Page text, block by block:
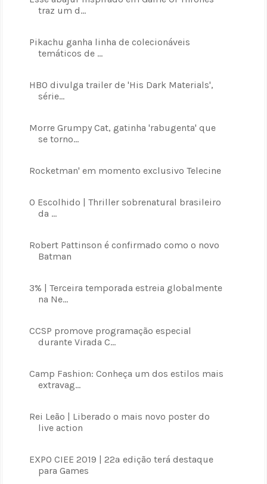
traz um d...
Pikachu ganha linha de colecionáveis
temáticos de ...
HBO divulga trailer de 'His Dark Materials',
série...
Morre Grumpy Cat, gatinha 'rabugenta' que
se torno...
Rocketman' em momento exclusivo Telecine
O Escolhido | Thriller sobrenatural brasileiro
da ...
Robert Pattinson é confirmado como o novo
Batman
3% | Terceira temporada estreia globalmente
na Ne...
CCSP promove programação especial
durante Virada C...
Camp Fashion: Conheça um dos estilos mais
extravag...
Rei Leão | Liberado o mais novo poster do
live action
EXPO CIEE 2019 | 22ª edição terá destaque
para Games